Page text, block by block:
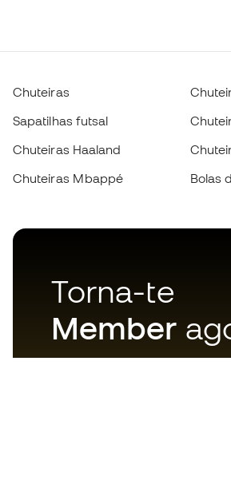
Chuteiras
Sapatilhas futsal
Chuteiras Haaland
Chuteiras Mbappé
Bolas
Torna-te
Member